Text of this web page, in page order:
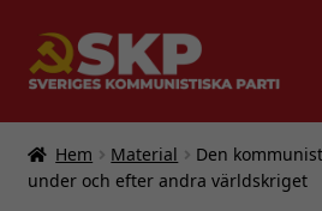
Hoppa
till
Hoppa
till
Partiet
Bokförlaget FRAM
Hem Material
Den
under och efter andra världskriget